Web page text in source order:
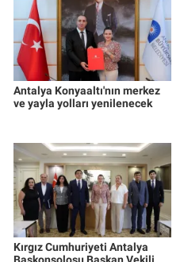
Antalya Konyaaltı'nın merkez
ve yayla yolları yenilenecek
Kırgız Cumhuriyeti Antalya